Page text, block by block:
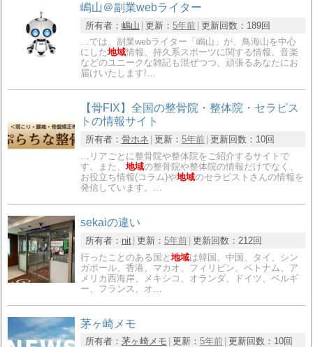
嶋山＠副業webライター
所有者： 嶋山 更新： 5年前 更新回数： 189回
…では、副業webライター「嶋山」が、鳥海山を中心
にした地域情報、持久系スポーツに関する情報、音楽
などのユニークな雑記も混ぜつつ、頑張るあなたにお
届けいたします!…
【骨FIX】全国の整骨院・整体院・セラピス
トの情報サイト
所有者： 骨ホネ 更新： 5年前 更新回数： 10回
…リアごとに整骨院や整体院をご紹介するサイトで
す。また、地域の整骨院や整体院の情報だけでなく、
お役立ち情報(コラム)や地域のセラピストさんの情報を
発信しています。…
sekaiの違い
所有者： nit 更新： 5年前 更新回数： 212回
行ったことのある国と地域は韓国、中国、タイ、シン
ガポール、香港、マカオ、フィリピン、ベトナム、ア
メリカ西海岸、メキシコ、オランダ、ドイツ、ベルギ
ー、フランス、オ…
茅ヶ崎メモ
所有者： 茅ヶ崎メモ 更新： 5年前 更新回数： 10回